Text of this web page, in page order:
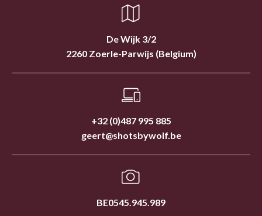
De Wijk 3/2
2260 Zoerle-Parwijs (Belgium)
+32 (0)487 995 885
geert@shotsbywolf.be
BE0545.945.989